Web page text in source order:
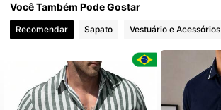
4,69 13 Seguidores
Você Também Pode Gostar
Recomendar Sapato Vestuário e Acessórios